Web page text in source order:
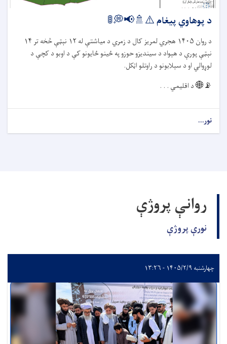
د پوهاوي پیغام ⚠️🚿📢💭🚦
د روان ۱۴۰۵ هجري لمریز کال د زمري د میاشتې له ۱۲ نېټې څخه تر۱۴
نېټې پورې د هېواد د سیندیزو حوزو په ځينو ځایونو کې د اوبو د کچې د
لوړوالي او د سېلابونو د راوتلو اټکل.
📡🌐د اقلیمي . . .
نور...
روانې پروژې
نورې پروژې
چهارشنبه ۱۴۰۵/۲/۹ - ۱۳:۲۶